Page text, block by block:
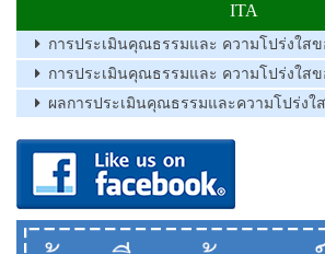
ITA
การประเมินคุณธรรมและ ความโปร่งใสข
การประเมินคุณธรรมและ ความโปร่งใสข
ผลการประเมินคุณธรรมและความโปร่งใ